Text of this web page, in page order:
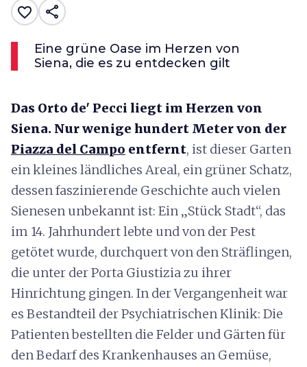
favorite_border share
Eine grüne Oase im Herzen von
Siena, die es zu entdecken gilt
Das Orto de' Pecci liegt im Herzen von
Siena. Nur wenige hundert Meter von der
Piazza del Campo entfernt, ist dieser Garten
ein kleines ländliches Areal, ein grüner Schatz,
dessen faszinierende Geschichte auch vielen
Sienesen unbekannt ist: Ein „Stück Stadt“, das
im 14. Jahrhundert lebte und von der Pest
getötet wurde, durchquert von den Sträflingen,
die unter der Porta Giustizia zu ihrer
Hinrichtung gingen. In der Vergangenheit war
es Bestandteil der Psychiatrischen Klinik: Die
Patienten bestellten die Felder und Gärten für
den Bedarf des Krankenhauses an Gemüse,